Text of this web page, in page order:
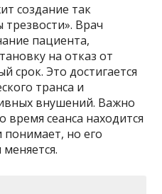
создание так
Врач
пациента,
на отказ от
срок. Это достигается
транса и
внушений. Важно
время сеанса находится
понимает, но его